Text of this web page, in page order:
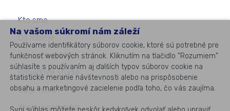
Na vašom súkromí nám záleží
Používame identifikátory súborov cookie, ktoré sú potrebné pre
funkčnosť webových stránok. Kliknutím na tlačidlo "Rozumiem"
súhlasíte s používaním aj ďalších typov súborov cookie na
štatistické meranie návštevnosti alebo na prispôsobenie
obsahu a marketingové zacielenie podľa toho, čo vás zaujíma.
Kto sme
Čo robíme
Pre koho robíme
Prípadové štúdie
Čo je nové
Akcie a semináre